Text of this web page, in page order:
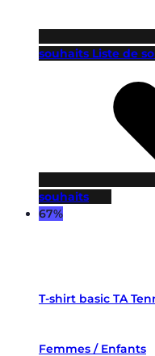
souhaits Liste de
souhaits
67%
T-shirt basic TA
Femmes / Enfants